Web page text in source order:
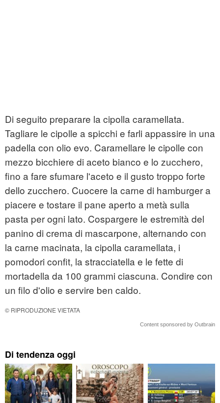
Di seguito preparare la cipolla caramellata.
Tagliare le cipolle a spicchi e farli appassire in una
padella con olio evo. Caramellare le cipolle con
mezzo bicchiere di aceto bianco e lo zucchero,
fino a fare sfumare l'aceto e il gusto troppo forte
dello zucchero. Cuocere la carne di hamburger a
piacere e tostare il pane aperto a metà sulla
pasta per ogni lato. Cospargere le estremità del
panino di crema di mascarpone, alternando con
la carne macinata, la cipolla caramellata, i
pomodori confit, la stracciatella e le fette di
mortadella da 100 grammi ciascuna. Condire con
un filo d'olio e servire ben caldo.
© RIPRODUZIONE VIETATA
Content sponsored by Outbrain
Di tendenza oggi